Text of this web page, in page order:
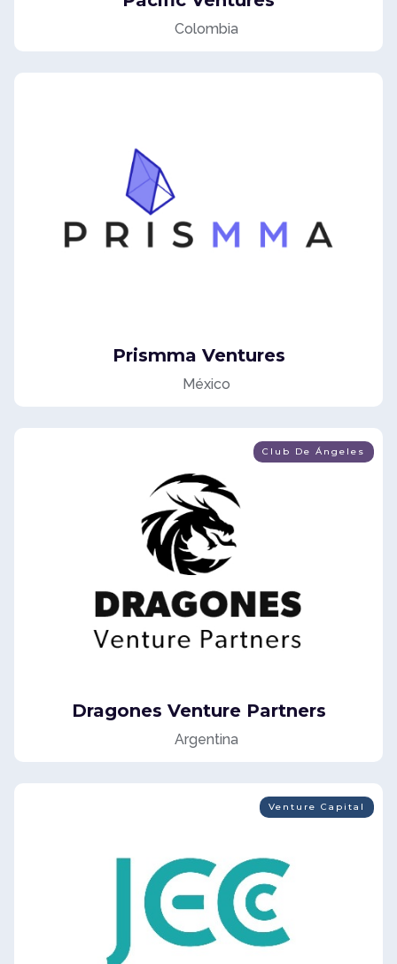
Colombia
Prismma Ventures
México
Club De Ángeles
Dragones Venture Partners
Argentina
Venture Capital